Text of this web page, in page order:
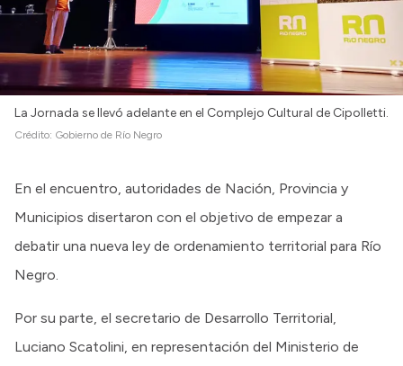
Login
La Jornada se llevó adelante en el Complejo Cultural de Cipolletti.
Crédito: Gobierno de Río Negro
En el encuentro, autoridades de Nación, Provincia y
Municipios disertaron con el objetivo de empezar a
debatir una nueva ley de ordenamiento territorial para Río
Negro.
Por su parte, el secretario de Desarrollo Territorial,
Luciano Scatolini, en representación del Ministerio de